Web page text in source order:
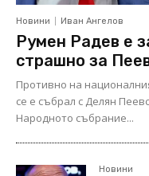
Новини Иван Ангелов
Румен Радев е
страшно за
Противно на
се е събрал с Делян
Народното събрание...
Новини